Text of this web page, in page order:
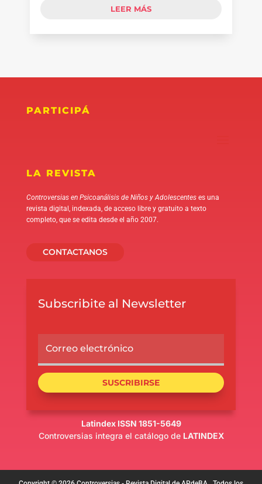
LEER MÁS
PARTICIPÁ
LA REVISTA
Controversias en Psicoanálisis de Niños y Adolescenteses una
revista digital, indexada, de acceso libre y gratuito a texto
completo, que se edita desde el año 2007.
CONTACTANOS
Subscribite al Newsletter
SUSCRIBIRSE
Latindex ISSN 1851-5649
Controversias integra el catálogo de LATINDEX